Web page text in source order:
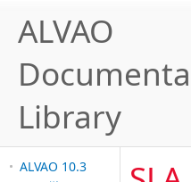
ALVAO
Library
ALVAO 10.3